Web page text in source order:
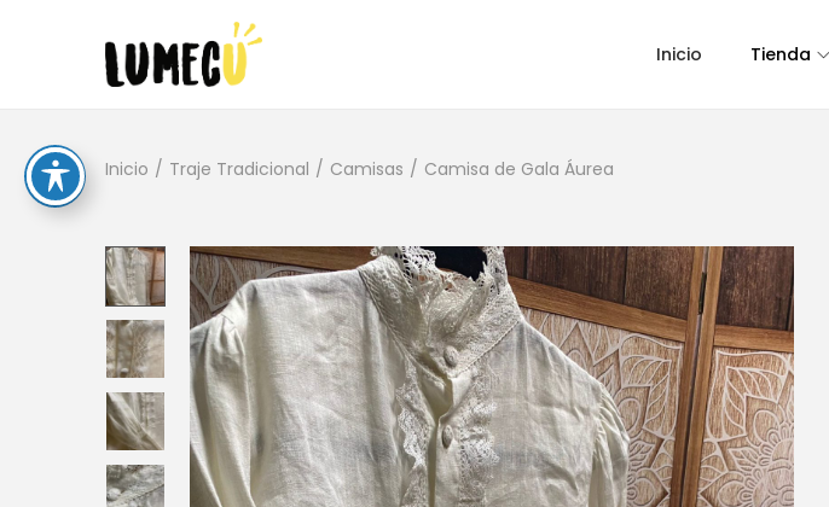
Inicio Tienda
Inicio / Traje Tradicional / Camisas / Camisa de Gala Áurea